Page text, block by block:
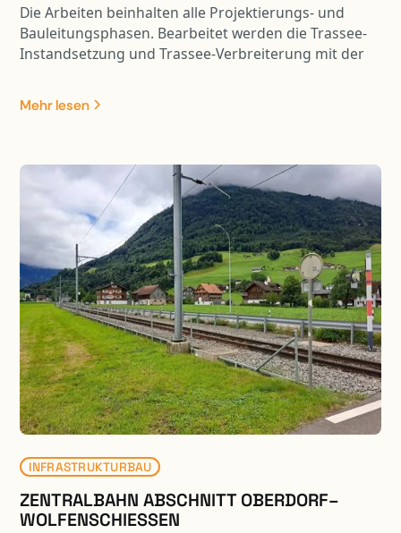
Die Arbeiten beinhalten alle Projektierungs- und
Bauleitungsphasen. Bearbeitet werden die Trassee-
Instandsetzung und Trassee-Verbreiterung mit der
Halbanschluss Hergiswil, Verzweigung Lopper,
Trassee-Verbreiterung FBNO. Im weiteren ist die
SM, neue Tischkonstruktion auf
Ortbetonbohrpfählen [Erstellung Betonpfähle mit
Brextor] /Stützkonstruktion auf Ortbetonbohrpfählen
mit Lärmschutzwand ) , Ausbau SABA Mühlestrasse
Instandsetzung der Lärmschutzgalerie Hergiswil
(Ausschnitt aus B Magazin 02/20), Instandsetzungs-,
Verstärkungs- und Verbreiterungsarbeiten diverser
Kunstbauten sowie die umfangreichen
Projektierungs- und Bauleitungsarbeiten der
Lärmschutzwände enthalten.
Mehr lesen
INFRASTRUKTURBAU
ZENTRALBAHN ABSCHNITT OBERDORF–
WOLFENSCHIESSEN